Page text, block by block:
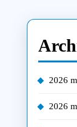
2026
2026